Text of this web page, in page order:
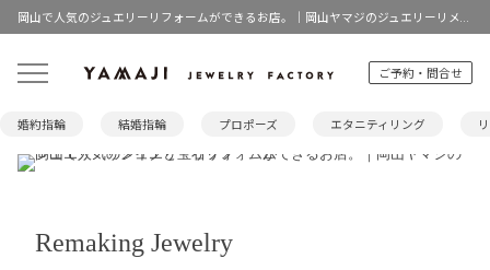
ご予約・問合せ
婚約指輪 結婚指輪 プロポーズ エタニティリング
Remaking Jewelry